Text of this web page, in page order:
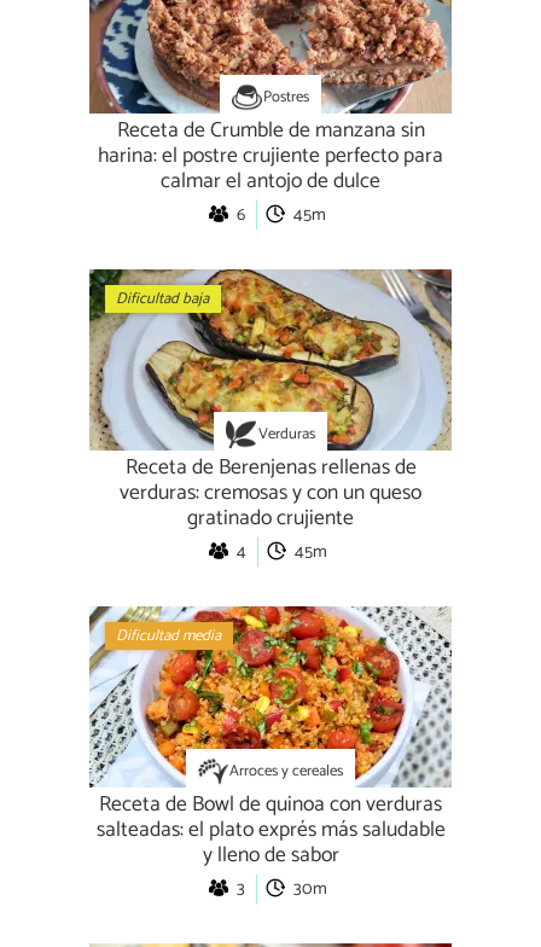
Postres
Receta de Crumble de manzana sin
harina: el postre crujiente perfecto para
calmar el antojo de dulce
6 45m
Dificultad baja
Verduras
Receta de Berenjenas rellenas de
verduras: cremosas y con un queso
gratinado crujiente
4 45m
Dificultad media
Arroces y cereales
Receta de Bowl de quinoa con verduras
salteadas: el plato exprés más saludable
y lleno de sabor
3 30m